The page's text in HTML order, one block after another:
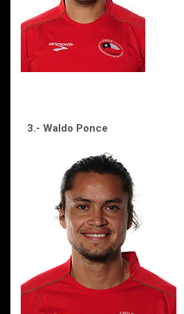
3.- Waldo Ponce